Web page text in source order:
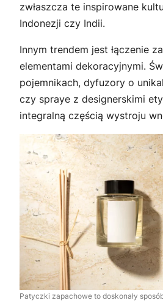
zwłaszcza te inspirowane
Indonezji czy Indii.
Innym trendem jest łączenie
elementami dekoracyjnymi.
pojemnikach, dyfuzory o
czy spraye z designerskimi
integralną częścią wystroju
Patyczki zapachowe to doskonały